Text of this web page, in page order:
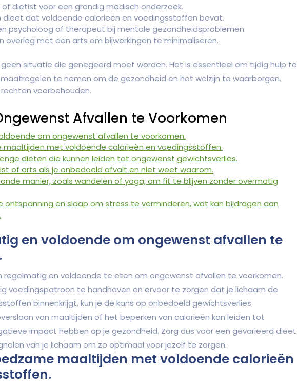
diëtist voor een grondig medisch onderzoek.
dieet dat voldoende calorieën en voedingsstoffen bevat.
psycholoog of therapeut bij mentale gezondheidsproblemen.
overleg met een arts om bijwerkingen te minimaliseren.
situatie die genegeerd moet worden. Het is essentieel om tijdig hulp te
te nemen om de gezondheid en het welzijn te waarborgen.
voorbehouden.
Afvallen te Voorkomen
om ongewenst afvallen te voorkomen.
maaltijden met voldoende calorieën en voedingsstoffen.
diëten die kunnen leiden tot ongewenst gewichtsverlies.
of arts als je onbedoeld afvalt en niet weet waarom.
manier, zoals wandelen of yoga, om fit te blijven zonder overmatig
ontspanning en slaap om stress te verminderen, wat kan bijdragen aan
en voldoende om ongewenst afvallen te
regelmatig en voldoende te eten om ongewenst afvallen te voorkomen.
voedingspatroon te handhaven en ervoor te zorgen dat je lichaam de
binnenkrijgt, kun je de kans op onbedoeld gewichtsverlies
van maaltijden of het beperken van calorieën kan leiden tot
impact hebben op je gezondheid. Zorg dus voor een gevarieerd dieet
van je lichaam om zo optimaal voor jezelf te zorgen.
maaltijden met voldoende calorieën